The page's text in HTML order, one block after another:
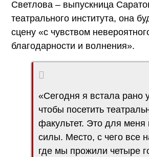
Светлова – выпускница
театрального института, она
сцену «с чувством
благодарности и волнения».
«Сегодня я встала рано
чтобы посетить
факультет. Это для меня
силы. Место, с чего все
где мы прожили четыре